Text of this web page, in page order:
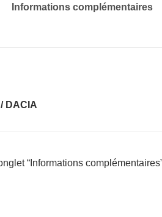
Informations complémentaires
DACIA
“Informations